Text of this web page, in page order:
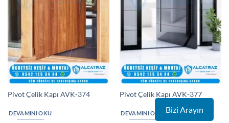
Pivot Çelik Kapı AVK-374
DEVAMINI OKU
Pivot Çelik Kapı AVK-377
DEVAMINI OKU Bizi Arayın